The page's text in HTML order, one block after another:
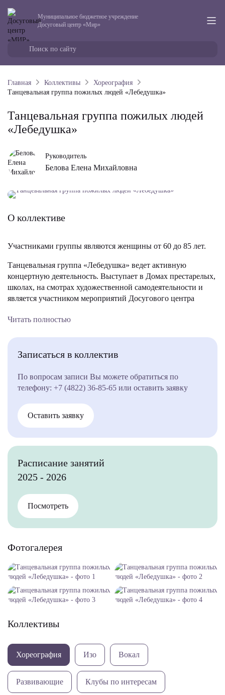
Муниципальное бюджетное учреждение
Досуговый центр «Мир»
Главная Коллективы
Хореография
Танцевальная группа пожилых людей «Лебедушка»
Танцевальная группа пожилых людей
«Лебедушка»
Руководитель
Белова Елена Михайловна
О коллективе
Участниками группы являются женщины от 60 до 85 лет.
Танцевальная группа «Лебедушка» ведет активную
концертную деятельность. Выступает в Домах престарелых,
школах, на смотрах художественной самодеятельности и
является участником мероприятий Досугового центра
с платками», «Вальс», «Кадриль» и другие танцы.
По результатам творческой деятельности группа пожилых
Читать полностью
Записаться в коллектив
По вопросам записи Вы можете обратиться по
телефону: +7 (4822) 36-85-65 или оставить заявку
Оставить заявку
Расписание занятий
2025 - 2026
Посмотреть
Фотогалерея
Коллективы
Хореография Изо Вокал
Развивающие Клубы по интересам